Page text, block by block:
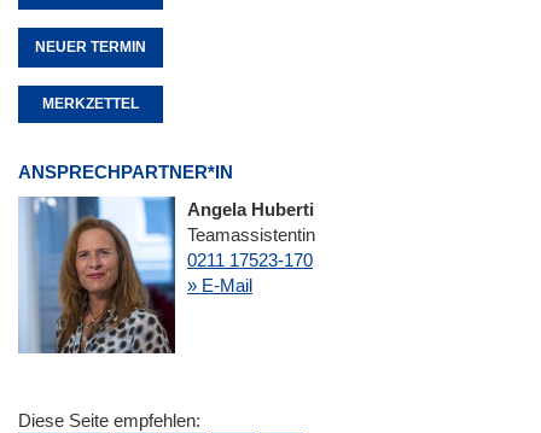
NEUER TERMIN
MERKZETTEL
ANSPRECHPARTNER*IN
Angela Huberti
Teamassistentin
0211 17523-170
» E-Mail
Diese Seite empfehlen: